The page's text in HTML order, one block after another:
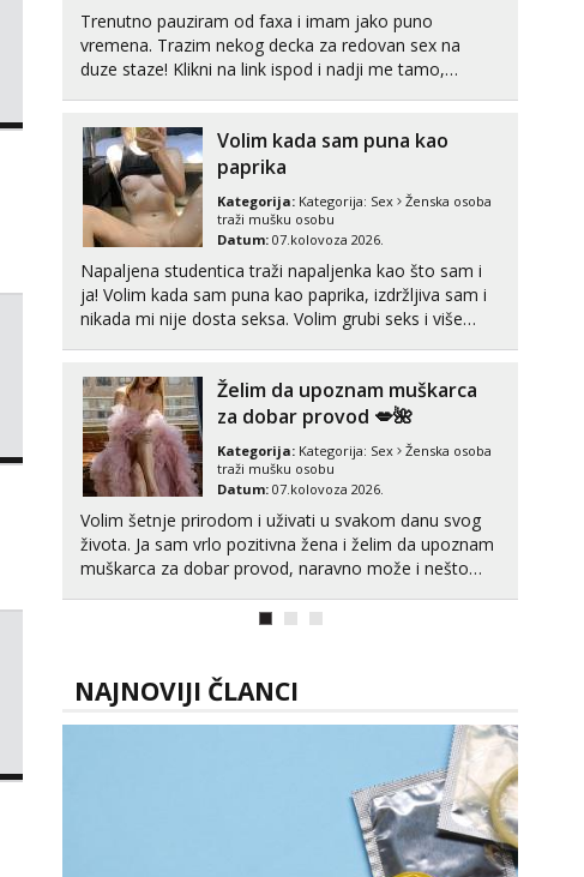
Tel:064/677-677 - Kod: #04
tel:0,93€ - mob:1,12€ min
Obavijesti me kada se oslobodi
Razgovaram :)
Tel: 064/677-677
tel:0,93€ - mob:1,12€ min
Obavijesti me kada se oslobodi
Zara
Razgovaram :)
Tel: 064/677-677 - Kod: #123
tel:0,93€ - mob:1,12€ min
Obavijesti me kada se oslobodi
Anđela
Čekam tvoj poziv!
Tel: 064/677-677- Kod: #142
tel:0,93€ - mob:1,12€ min
Trenutno pauziram od faxa i imam jako puno
vremena. Trazim nekog decka za redovan sex na
duze staze! Klikni na link ispod i nadji me tamo,
Volim kada sam puna kao
paprika
Kategorija: Kategorija: Sex
Ženska osoba
traži mušku osobu
Datum: 07.kolovoza 2026.
Napaljena studentica traži napaljenka kao što sam i
ja! Volim kada sam puna kao paprika, izdržljiva sam i
nikada mi nije dosta seksa. Volim grubi seks i više
cekam te!
Želim da upoznam muškarca
za dobar provod 💋🌺
Kategorija: Kategorija: Sex
Ženska osoba
traži mušku osobu
Datum: 07.kolovoza 2026.
Volim šetnje prirodom i uživati u svakom danu svog
života. Ja sam vrlo pozitivna žena i želim da upoznam
muškarca za dobar provod, naravno može i nešto
NAJNOVIJI ČLANCI